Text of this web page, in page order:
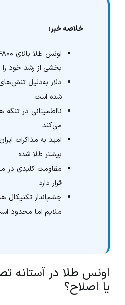
خلاصه خبر:
بخشی از رشد خود
دلار به‌دلیل
شده است
نااطمینانی در تنگه
می‌کند
امید به مذاکرات
بیشتر طلا شده
قرار دارد
چشم‌انداز
ملایم اما محدود
اونس طلا در آستانه
یا اصلاح؟